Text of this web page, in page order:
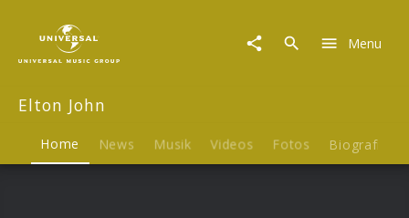
Musik
Merch
Menu
Elton John
Home News Musik Videos Fotos Biografie